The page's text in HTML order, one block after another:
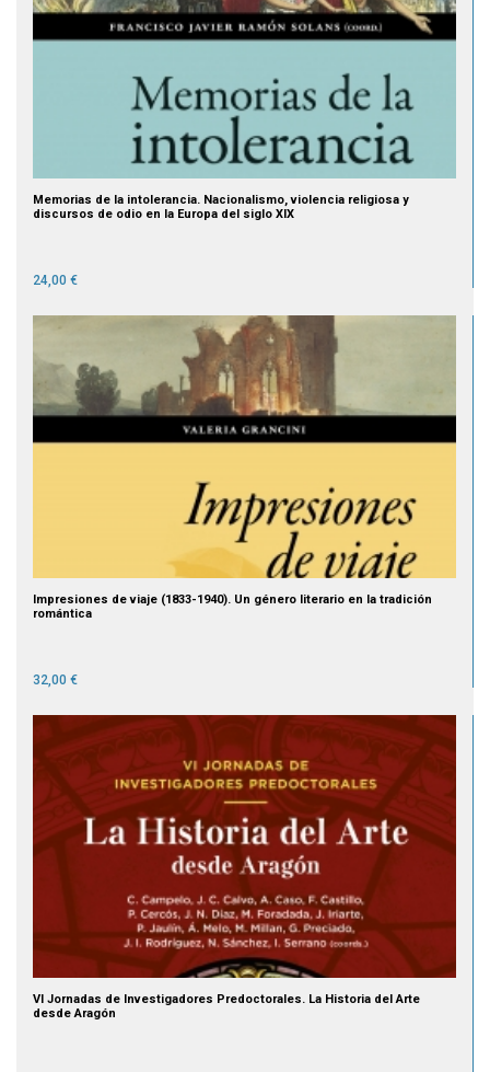
Memorias de la intolerancia. Nacionalismo, violencia religiosa y
discursos de odio en la Europa del siglo XIX
24,00 €
Impresiones de viaje (1833-1940). Un género literario en la tradición
romántica
32,00 €
VI Jornadas de Investigadores Predoctorales. La Historia del Arte
desde Aragón